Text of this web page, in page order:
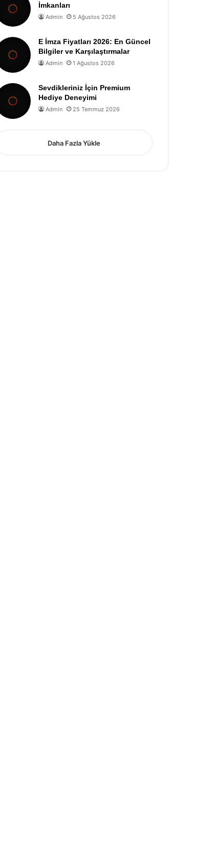
İmkanları
Admin 5 Ağustos 2026
E İmza Fiyatları 2026: En Güncel
Bilgiler ve Karşılaştırmalar
Admin 1 Ağustos 2026
Sevdikleriniz İçin Premium
Hediye Deneyimi
Admin 25 Temmuz 2026
Daha Fazla Yükle